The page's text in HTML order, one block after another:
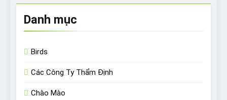
Danh mục
Birds
Các Công Ty Thẩm Định
Chào Mào